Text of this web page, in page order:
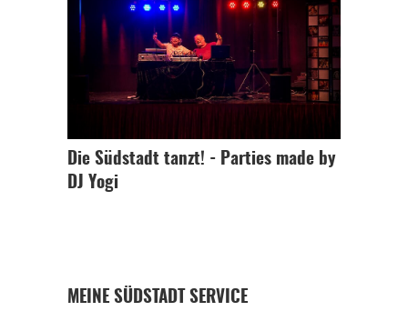
Die Südstadt tanzt! - Parties made by
DJ Yogi
MEINE SÜDSTADT SERVICE